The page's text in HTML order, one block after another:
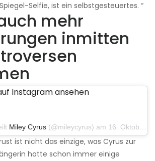
Selfie, ist ein selbstgesteuertes. “
mehr
inmitten
Instagram ansehen
Miley Cyrus (@mileycyrus) am 16. Oktober 2019 um 19:04 Uhr PDT
ist nicht das einzige, was Cyrus zur
hatte schon immer einige